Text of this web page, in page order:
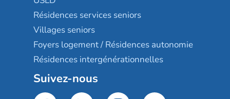
Résidences services seniors
Villages seniors
Foyers logement / Résidences autonomie
Résidences intergénérationnelles
Suivez-nous